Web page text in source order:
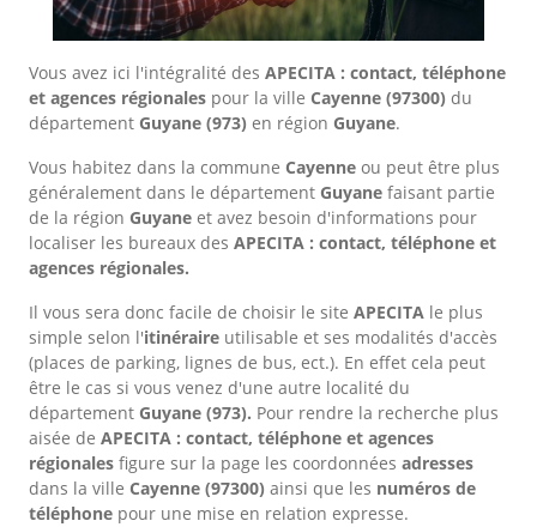
Vous avez ici l'intégralité des APECITA : contact, téléphone
et agences régionales pour la ville Cayenne (97300) du
département Guyane (973) en région Guyane.
Vous habitez dans la commune Cayenne ou peut être plus
généralement dans le département Guyane faisant partie
de la région Guyane et avez besoin d'informations pour
localiser les bureaux des APECITA : contact, téléphone et
agences régionales.
Il vous sera donc facile de choisir le site APECITA le plus
simple selon l'itinéraire utilisable et ses modalités d'accès
(places de parking, lignes de bus, ect.). En effet cela peut
être le cas si vous venez d'une autre localité du
département Guyane (973). Pour rendre la recherche plus
aisée de APECITA : contact, téléphone et agences
régionales figure sur la page les coordonnées adresses
dans la ville Cayenne (97300) ainsi que les numéros de
téléphone pour une mise en relation expresse.